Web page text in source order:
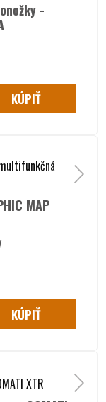
-
KÚPIŤ
MAP
KÚPIŤ